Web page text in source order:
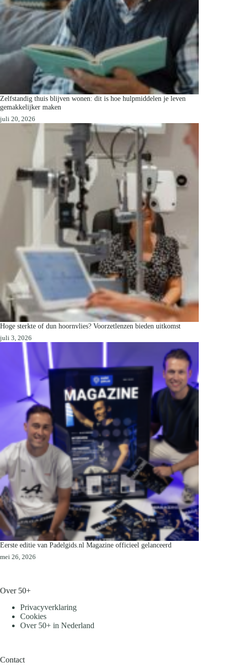
Zelfstandig thuis blijven wonen: dit is hoe hulpmiddelen je leven
gemakkelijker maken
juli 20, 2026
Hoge sterkte of dun hoornvlies? Voorzetlenzen bieden uitkomst
juli 3, 2026
Eerste editie van Padelgids.nl Magazine officieel gelanceerd
mei 26, 2026
Over 50+
Privacyverklaring
Cookies
Over 50+ in Nederland
Contact